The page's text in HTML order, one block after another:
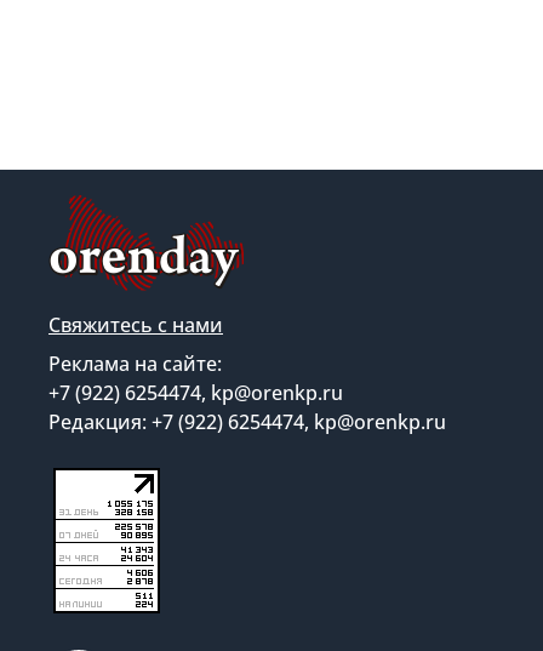
Свяжитесь с нами
Реклама на сайте:
+7 (922) 6254474, kp@orenkp.ru
Редакция: +7 (922) 6254474, kp@orenkp.ru